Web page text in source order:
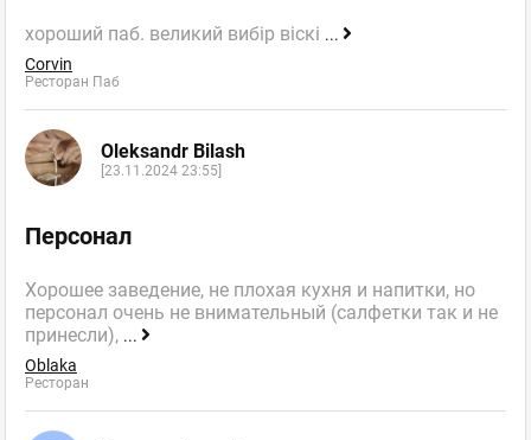
хороший паб. великий вибір віскі ...
Corvin
Ресторан Паб
Oleksandr Bilash
[23.11.2024 23:55]
Персонал
Хорошее заведение, не плохая кухня и напитки, но
персонал очень не внимательный (салфетки так и не
принесли), ...
Oblaka
Ресторан